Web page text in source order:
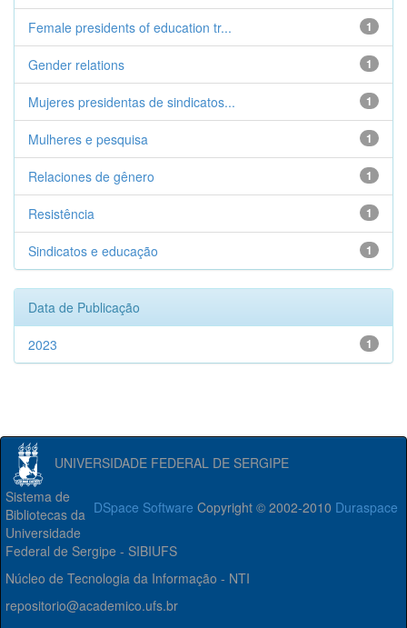
1
Female presidents of education tr...
1
Gender relations
1
Mujeres presidentas de sindicatos...
1
Mulheres e pesquisa
1
Relaciones de gênero
1
Resistência
1
Sindicatos e educação
Data de Publicação
1
2023
UNIVERSIDADE FEDERAL DE SERGIPE
DSpace Software Copyright © 2002-2010 Duraspace
Sistema de
Bibliotecas da
Universidade
Federal de Sergipe - SIBIUFS
Núcleo de Tecnologia da Informação - NTI
repositorio@academico.ufs.br